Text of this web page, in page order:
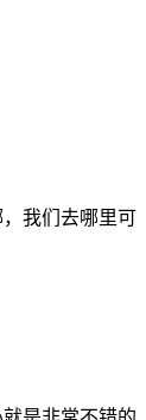
我们去哪里可